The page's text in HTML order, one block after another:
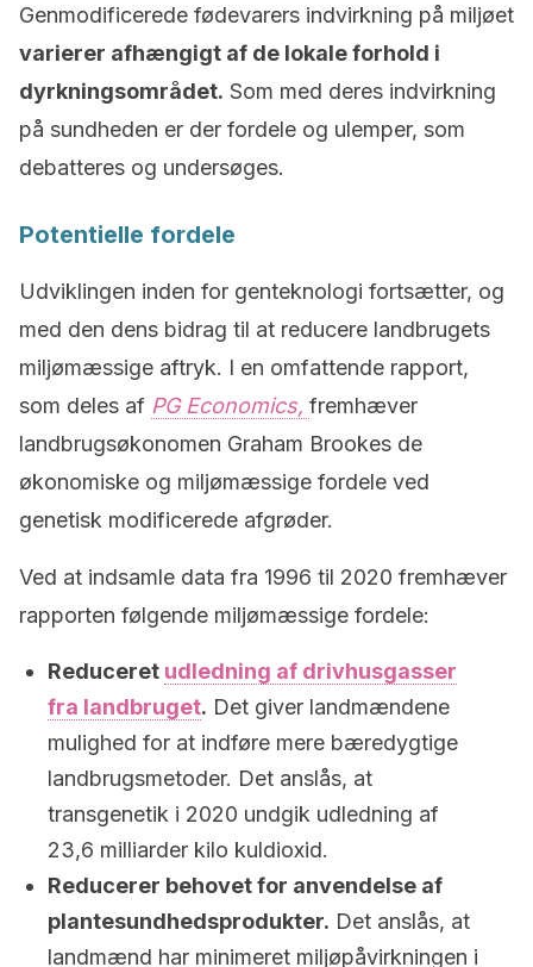
Genmodificerede fødevarers indvirkning på miljøet
varierer afhængigt af de lokale forhold i
dyrkningsområdet. Som med deres indvirkning
på sundheden er der fordele og ulemper, som
debatteres og undersøges.
Potentielle fordele
Udviklingen inden for genteknologi fortsætter, og
med den dens bidrag til at reducere landbrugets
miljømæssige aftryk. I en omfattende rapport,
som deles af PG Economics, fremhæver
landbrugsøkonomen Graham Brookes de
økonomiske og miljømæssige fordele ved
genetisk modificerede afgrøder.
Ved at indsamle data fra 1996 til 2020 fremhæver
rapporten følgende miljømæssige fordele:
Reduceret udledning af drivhusgasser
fra landbruget. Det giver landmændene
mulighed for at indføre mere bæredygtige
landbrugsmetoder. Det anslås, at
transgenetik i 2020 undgik udledning af
23,6 milliarder kilo kuldioxid.
Reducerer behovet for anvendelse af
plantesundhedsprodukter. Det anslås, at
landmænd har minimeret miljøpåvirkningen i